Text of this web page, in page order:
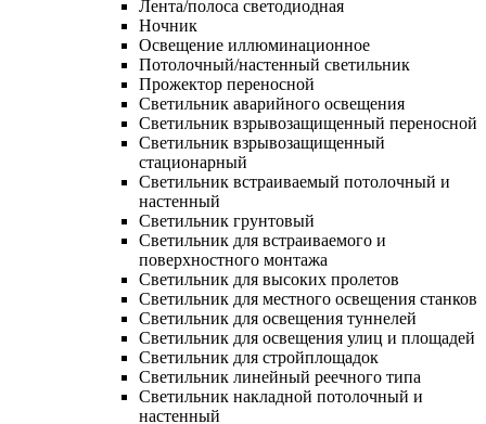
Лента/полоса светодиодная
Ночник
Освещение иллюминационное
Потолочный/настенный светильник
Прожектор переносной
Светильник аварийного освещения
Светильник взрывозащищенный переносной
Светильник взрывозащищенный
стационарный
Светильник встраиваемый потолочный и
настенный
Светильник грунтовый
Светильник для встраиваемого и
поверхностного монтажа
Светильник для высоких пролетов
Светильник для местного освещения станков
Светильник для освещения туннелей
Светильник для освещения улиц и площадей
Светильник для стройплощадок
Светильник линейный реечного типа
Светильник накладной потолочный и
настенный